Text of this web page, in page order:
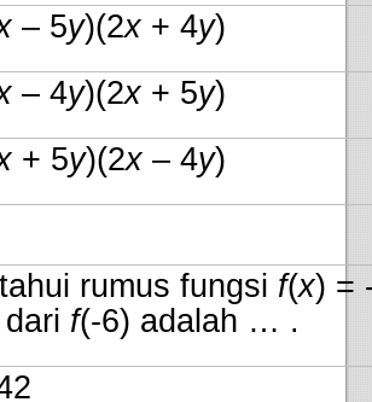
– 5y)(2x+ 4y)
– 4y)(2x+ 5y)
+ 5y)(2x– 4y)
rumus fungsi f(x) =
f(-6) adalah … .